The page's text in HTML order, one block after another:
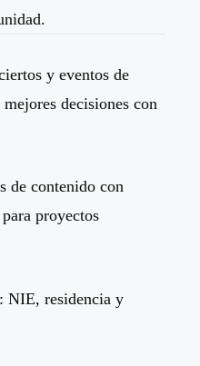
y eventos de
decisiones con
de contenido con
proyectos
NIE, residencia y